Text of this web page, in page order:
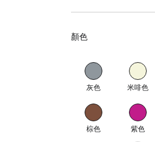
顏色
灰色 米啡色
棕色 紫色